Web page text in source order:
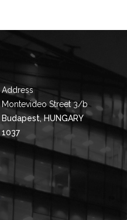
Address
Montevideo Street 3/b
Budapest, HUNGARY
1037